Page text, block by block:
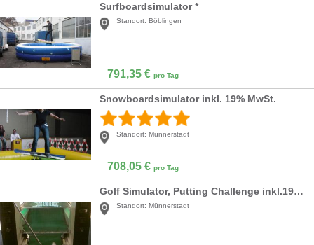
Surfboardsimulator *
Standort: Böblingen
791,35 € pro Tag
Snowboardsimulator inkl. 19% MwSt.
Standort: Münnerstadt
708,05 € pro Tag
Golf Simulator, Putting Challenge inkl.19% MwSt.
Standort: Münnerstadt